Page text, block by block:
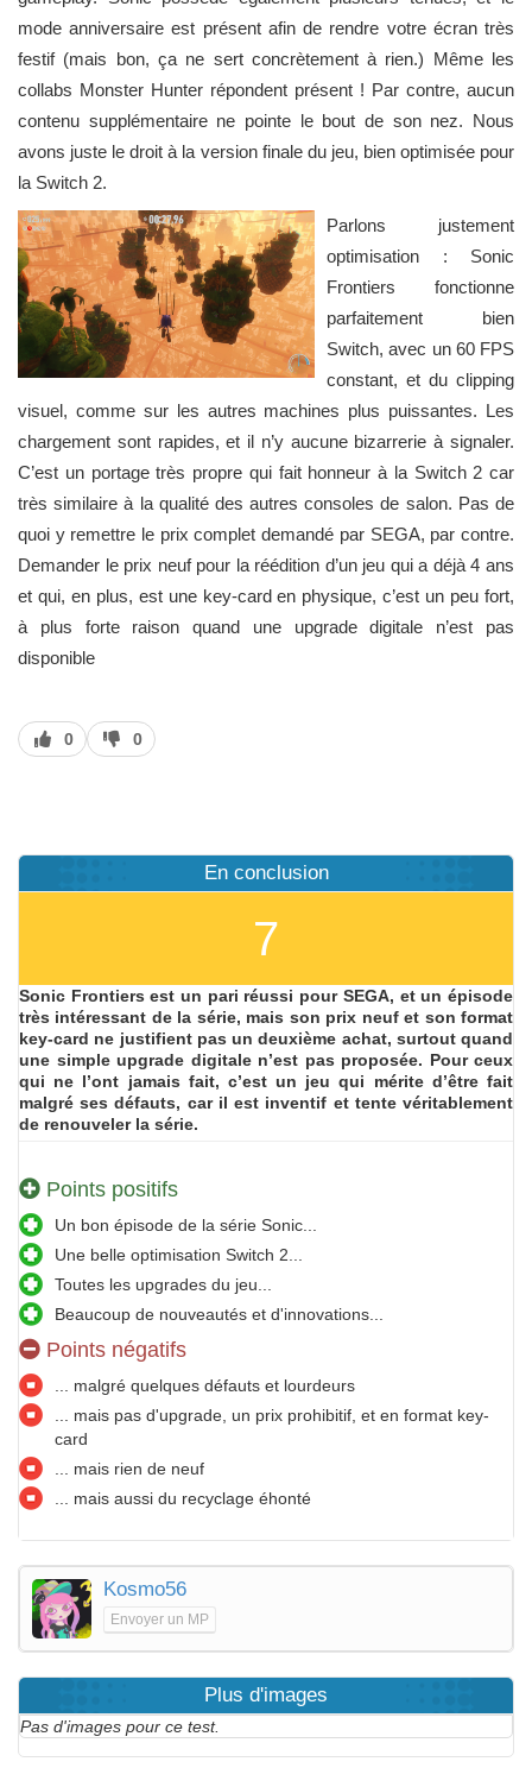
mode anniversaire est présent afin de rendre votre écran très
festif (mais bon, ça ne sert concrètement à rien.) Même les
collabs Monster Hunter répondent présent ! Par contre, aucun
contenu supplémentaire ne pointe le bout de son nez. Nous
avons juste le droit à la version finale du jeu, bien optimisée pour
la Switch 2.
Parlons justement
optimisation : Sonic
Frontiers fonctionne
parfaitement bien
Switch, avec un 60 FPS
constant, et du clipping
visuel, comme sur les autres machines plus puissantes. Les
chargement sont rapides, et il n’y aucune bizarrerie à signaler.
C’est un portage très propre qui fait honneur à la Switch 2 car
très similaire à la qualité des autres consoles de salon. Pas de
quoi y remettre le prix complet demandé par SEGA, par contre.
Demander le prix neuf pour la réédition d’un jeu qui a déjà 4 ans
et qui, en plus, est une key-card en physique, c’est un peu fort,
à plus forte raison quand une upgrade digitale n’est pas
disponible
J’aime
0
J’aime
pas
0
En conclusion
7
Sonic Frontiers est un pari réussi pour SEGA, et un épisode
très intéressant de la série, mais son prix neuf et son format
key-card ne justifient pas un deuxième achat, surtout quand
une simple upgrade digitale n’est pas proposée. Pour ceux
qui ne l’ont jamais fait, c’est un jeu qui mérite d’être fait
malgré ses défauts, car il est inventif et tente véritablement
de renouveler la série.
Points positifs
Un bon épisode de la série Sonic...
Une belle optimisation Switch 2...
Toutes les upgrades du jeu...
Beaucoup de nouveautés et d'innovations...
Points négatifs
... malgré quelques défauts et lourdeurs
... mais pas d'upgrade, un prix prohibitif, et en format key-
card
... mais rien de neuf
... mais aussi du recyclage éhonté
Kosmo56
Envoyer un MP
Plus d'images
Pas d'images pour ce test.